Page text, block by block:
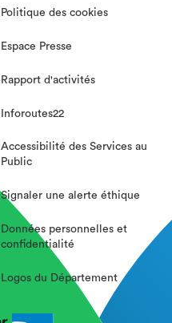
Politique des cookies
Espace Presse
Rapport d'activités
Inforoutes22
Accessibilité des Services au
Public
Signaler une alerte éthique
Données personnelles et
confidentialité
Logos du Département